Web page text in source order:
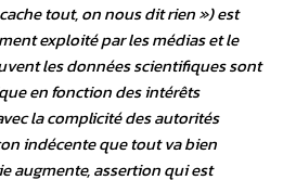
tout, on nous dit rien ») est
exploité par les médias et le
les données scientifiques sont
en fonction des intérêts
la complicité des autorités
indécente que tout va bien
augmente, assertion qui est